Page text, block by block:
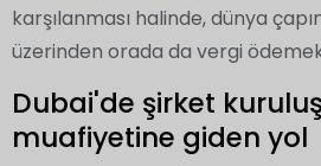
karşılanması halinde, dünya
üzerinden orada da vergi
Dubai'de şirket
muafiyetine giden yol